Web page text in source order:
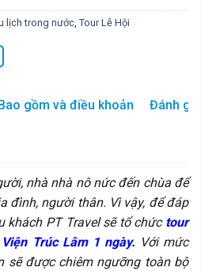
lịch trong nước, Tour Lễ Hội
gồm và điều khoản Đánh
nhà nhà nô nức đến chùa để
đình, người thân. Vì vậy, để đáp
khách PT Travel sẽ tổ chức tour
Trúc Lâm 1 ngày. Với mức
sẽ được chiêm ngưỡng toàn bộ